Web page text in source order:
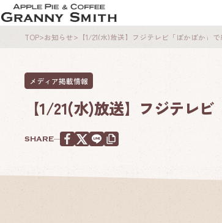
商品一覧を見る
TOP お知らせ 【1/21(水)放送】フジテレビ「ぽかぽか」
メディア掲載情報
【1/21(水)放送】フジテレ
SHARE URLをコピー